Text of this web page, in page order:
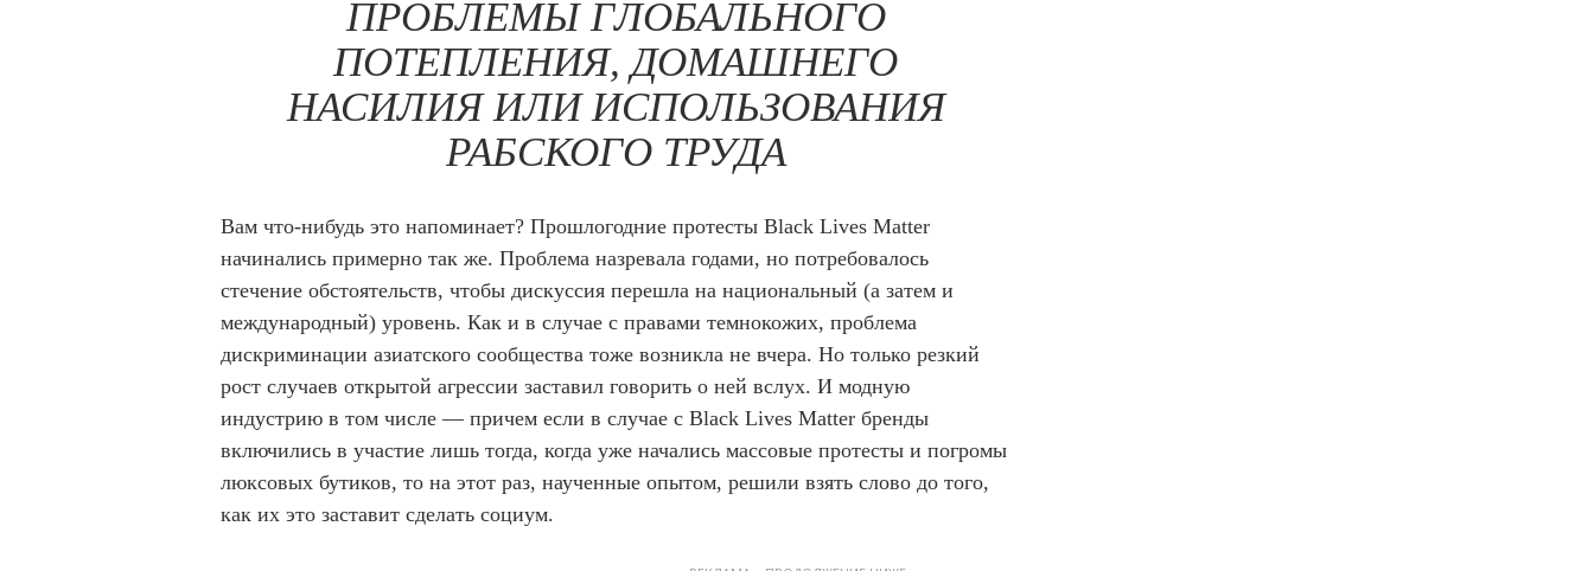
ПРОБЛЕМЫ ГЛОБАЛЬНОГО
ПОТЕПЛЕНИЯ, ДОМАШНЕГО
НАСИЛИЯ ИЛИ ИСПОЛЬЗОВАНИЯ
РАБСКОГО ТРУДА
Вам что-нибудь это напоминает? Прошлогодние протесты Black Lives Matter
начинались примерно так же. Проблема назревала годами, но потребовалось
стечение обстоятельств, чтобы дискуссия перешла на национальный (а затем и
международный) уровень. Как и в случае с правами темнокожих, проблема
дискриминации азиатского сообщества тоже возникла не вчера. Но только резкий
рост случаев открытой агрессии заставил говорить о ней вслух. И модную
индустрию в том числе — причем если в случае с Black Lives Matter бренды
включились в участие лишь тогда, когда уже начались массовые протесты и погромы
люксовых бутиков, то на этот раз, наученные опытом, решили взять слово до того,
как их это заставит сделать социум.